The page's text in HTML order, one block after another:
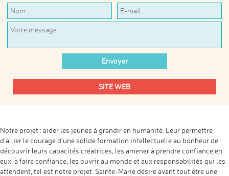
SITE WEB
Notre projet : aider les jeunes à grandir en humanité. Leur permettre
d’allier le courage d’une solide formation intellectuelle au bonheur de
découvrir leurs capacités créatrices, les amener à prendre confiance en
eux, à faire confiance, les ouvrir au monde et aux responsabilités qui les
attendent, tel est notre projet. Sainte-Marie désire avant tout être une